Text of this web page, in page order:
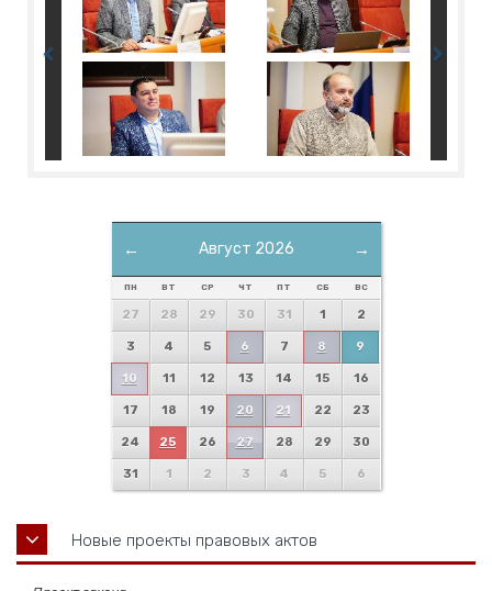
← →
Август 2026
ПН ВТ СР ЧТ ПТ СБ ВС
27 28 29 30 31 1 2
3 4 5 6 7 8 9
10 11 12 13 14 15 16
17 18 19 20 21 22 23
24 25 26 27 28 29 30
31 1 2 3 4 5 6
Новые проекты правовых актов